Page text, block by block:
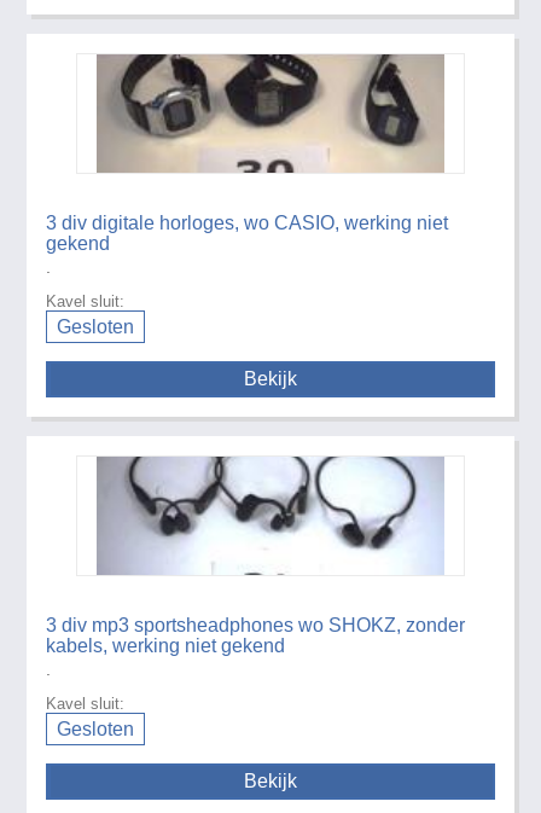
3 div digitale horloges, wo CASIO, werking niet
gekend
Kavel sluit:
Gesloten
Bekijk
3 div mp3 sportsheadphones wo SHOKZ, zonder
kabels, werking niet gekend
Kavel sluit:
Gesloten
Bekijk